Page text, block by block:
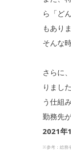
ら「ど
もあり
そんな
さらに
りまし
う仕組み
勤務先
2021年
※参考：総務